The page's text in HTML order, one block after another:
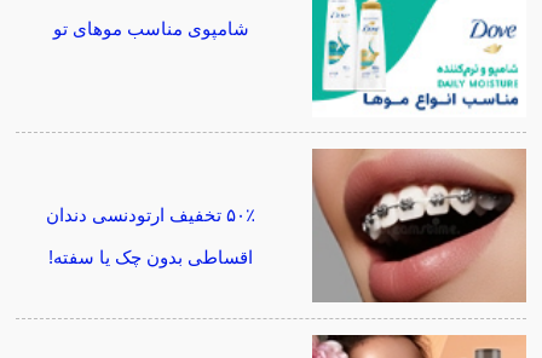
شامپوی مناسب موهای تو
۵۰٪ تخفیف ارتودنسی دندان
اقساطی بدون چک یا سفته!